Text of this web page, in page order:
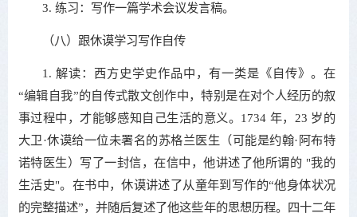
3. 练习：写作一篇学术会议发言稿。
（八）跟休谟学习写作自传
1. 解读：西方史学史作品中，有一类是《自传》。在
“编辑自我”的自传式散文创作中，特别是在对个人经历的叙
事过程中，才能够感知自己生活的意义。1734 年，23 岁的
大卫·休谟给一位未署名的苏格兰医生（可能是约翰·阿布特
诺特医生）写了一封信，在信中，他讲述了他所谓的 "我的
生活史"。在书中，休谟讲述了从童年到写作的“他身体状况
的完整描述”，并随后复述了他这些年的思想历程。四十二年